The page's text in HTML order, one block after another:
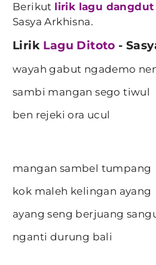
Berikut lirik lagu dangdut
Sasya Arkhisna.
Lirik Lagu Ditoto -
wayah gabut ngademo
sambi mangan sego tiwul
ben rejeki ora ucul
mangan sambel tumpang
kok maleh kelingan ayang
ayang seng berjuang
nganti durung bali